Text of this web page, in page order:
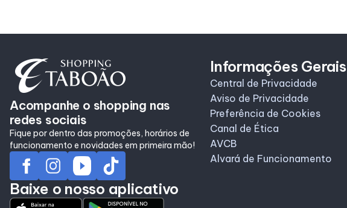
Acompanhe o shopping nas
redes sociais
Fique por dentro das promoções, horários de
funcionamento e novidades em primeira mão!
Baixe o nosso aplicativo
Informações Gerais
Central de Privacidade
Aviso de Privacidade
Preferência de Cookies
Canal de Ética
AVCB
Alvará de Funcionamento